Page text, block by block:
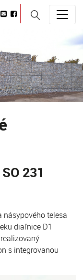
231
násypového telesa
diaľnice D1
s integrovanou